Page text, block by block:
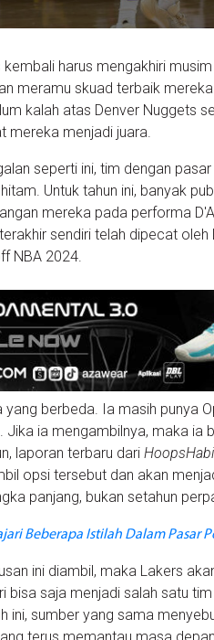
harus mengakhiri
meramu skuad terbaik
kalah atas Denver Nuggets
mereka menjadi juara.
seperti ini, tim dengan
Untuk tahun ini, banyak
mereka pada performa
sendiri telah dipecat
NBA 2024.
yang berbeda. Ia masih punya
Jika ia mengambilnya, maka ia
laporan terbaru dari
opsi tersebut dan akan
panjang, bukan setahun
Beberapa Istilah Dalam Pasar
ini diambil, maka Lakers
bisa saja menjadi salah satu
ini, sumber yang sama